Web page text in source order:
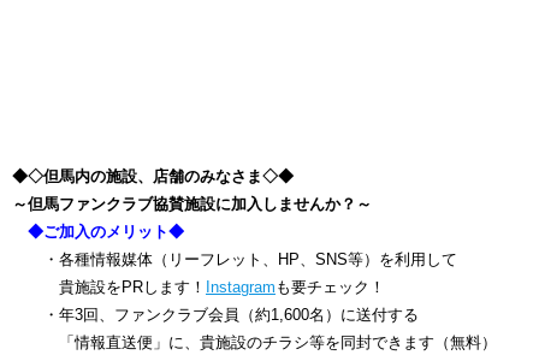
◆◇但馬内の施設、店舗のみなさま◇◆
～但馬ファンクラブ協賛施設に加入しませんか？～
◆ご加入のメリット◆
・各種情報媒体（リーフレット、HP、SNS等）を利用して
貴施設をPRします！ Instagram も要チェック！
・年3回、ファンクラブ会員（約1,600名）に送付する
「情報直送便」に、貴施設のチラシ等を同封できます（無料）